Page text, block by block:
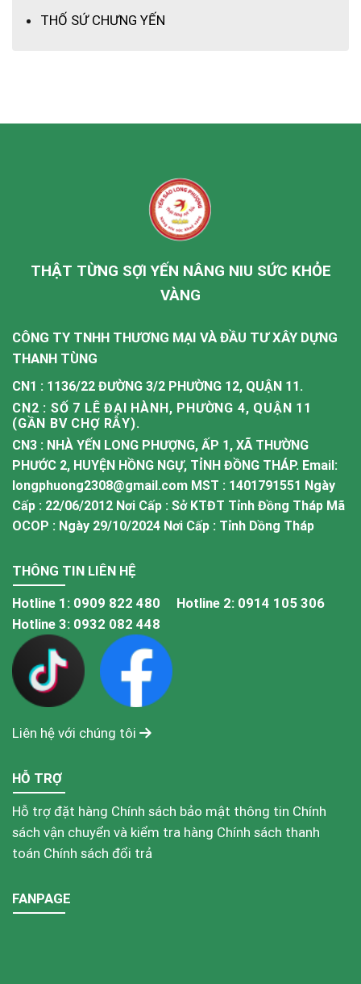
THỐ SỨ CHƯNG YẾN
THẬT TỪNG SỢI YẾN NÂNG NIU SỨC KHỎE
VÀNG
CÔNG TY TNHH THƯƠNG MẠI VÀ ĐẦU TƯ XÂY DỰNG
THANH TÙNG
CN1 : 1136/22 ĐƯỜNG 3/2 PHƯỜNG 12, QUẬN 11.
CN2 : SỐ 7 LÊ ĐẠI HÀNH, PHƯỜNG 4, QUẬN 11
(GẦN BV CHỢ RẪY).
CN3 : NHÀ YẾN LONG PHƯỢNG, ẤP 1, XÃ THƯỜNG
PHƯỚC 2, HUYỆN HỒNG NGỰ, TỈNH ĐỒNG THÁP. Email:
longphuong2308@gmail.com MST : 1401791551 Ngày
Cấp : 22/06/2012 Nơi Cấp : Sở KTĐT Tỉnh Đồng Tháp Mã
OCOP : Ngày 29/10/2024 Nơi Cấp : Tỉnh Dồng Tháp
THÔNG TIN LIÊN HỆ
Hotline 1: 0909 822 480 Hotline 2: 0914 105 306
Hotline 3: 0932 082 448
Liên hệ với chúng tôi
HỖ TRỢ
Hỗ trợ đặt hàng Chính sách bảo mật thông tin Chính
sách vận chuyển và kiểm tra hàng Chính sách thanh
toán Chính sách đổi trả
FANPAGE